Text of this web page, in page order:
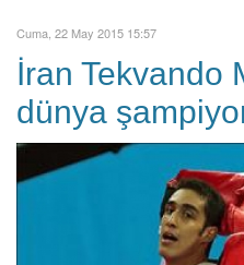
Cuma, 22 May 2015 15:57
İran Tekvando
dünya